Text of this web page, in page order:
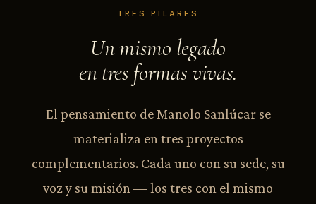
TRES PILARES
Un mismo legado
en tres formas vivas.
El pensamiento de Manolo Sanlúcar se
materializa en tres proyectos
complementarios. Cada uno con su sede, su
voz y su misión — los tres con el mismo